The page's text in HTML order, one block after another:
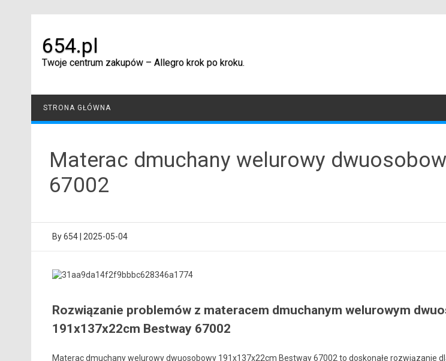
654.pl
Twoje centrum zakupów – Allegro krok po kroku.
STRONA GŁÓWNA
Materac dmuchany welurowy
67002
By654 2025-05-04
Rozwiązanie problemów z materacem dmuchanym welurowym
191x137x22cm Bestway 67002
Materac dmuchany welurowy dwuosobowy 191x137x22cm Bestway 67002 to doskonałe rozwiązanie